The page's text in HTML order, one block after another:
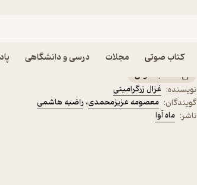
کتاب صوتی مجلات درسی و دانشگاهی
کتاب صوتی دانه انار اثر غزال زرگرامینی
کتاب صوتی
نویسنده: غزال زرگرامینی
گویندگان: معصومه عزیزمحمدی، راضیه هاشمی
ناشر: ماه آوا